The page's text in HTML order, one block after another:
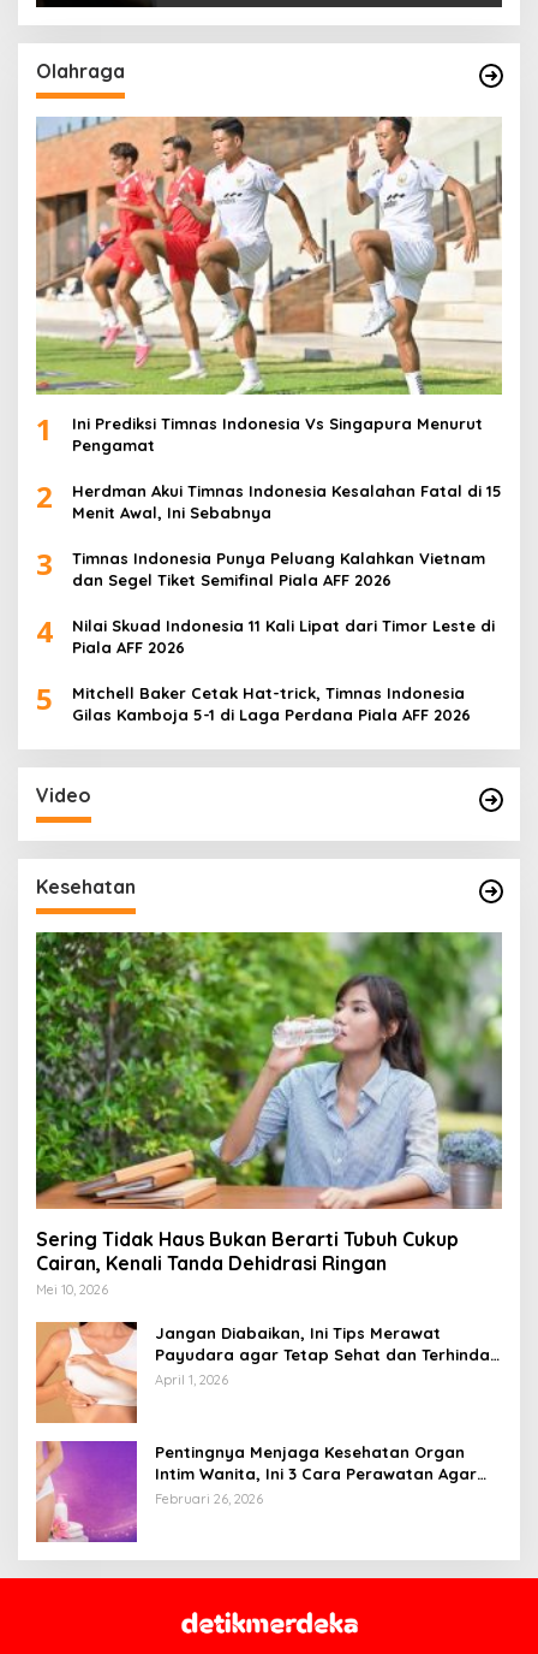
Olahraga
1
Ini Prediksi Timnas Indonesia Vs Singapura Menurut
Pengamat
2
Herdman Akui Timnas Indonesia Kesalahan Fatal di 15
Menit Awal, Ini Sebabnya
3
Timnas Indonesia Punya Peluang Kalahkan Vietnam
dan Segel Tiket Semifinal Piala AFF 2026
4
Nilai Skuad Indonesia 11 Kali Lipat dari Timor Leste di
Piala AFF 2026
5
Mitchell Baker Cetak Hat-trick, Timnas Indonesia
Gilas Kamboja 5-1 di Laga Perdana Piala AFF 2026
Video
Kesehatan
Sering Tidak Haus Bukan Berarti Tubuh Cukup
Cairan, Kenali Tanda Dehidrasi Ringan
Mei 10, 2026
Jangan Diabaikan, Ini Tips Merawat
Payudara agar Tetap Sehat dan Terhindar
dari Risiko Penyakit
April 1, 2026
Pentingnya Menjaga Kesehatan Organ
Intim Wanita, Ini 3 Cara Perawatan Agar
Tetap Bersih
Februari 26, 2026